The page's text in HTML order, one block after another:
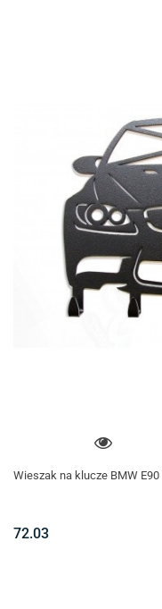
Wieszak na klucze BMW
72.03